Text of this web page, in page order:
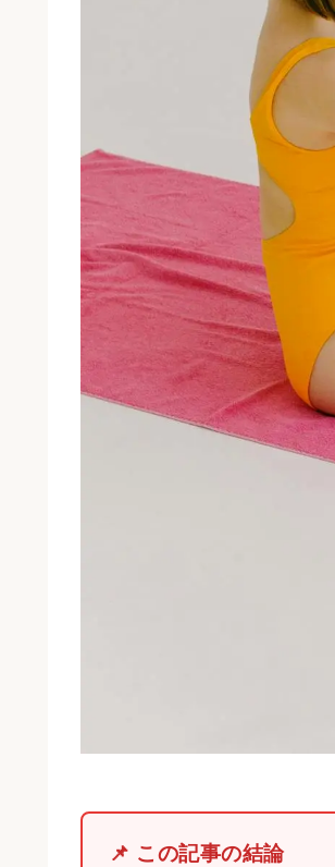
📌 この記事の結論